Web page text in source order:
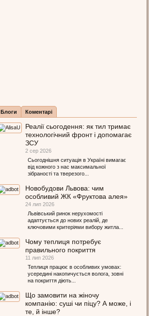
Блоги Коментарі
Реалії сьогодення: як тил тримає
технологічний фронт і допомагає
ЗСУ
2 сер 2026
Сьогоднішня ситуація в Україні вимагає
від кожного з нас максимальної
зібраності та тверезого...
Новобудови Львова: чим
особливий ЖК «Фруктова алея»
24 лип 2026
Львівський ринок нерухомості
адаптується до нових реалій, де
ключовими критеріями вибору житла...
Чому теплиця потребує
правильного покриття
11 лип 2026
Теплиця працює в особливих умовах:
усередині накопичується волога, зовні
на покриття діють...
Що замовити на жіночу
компанію: суші чи піцу? А може, і
те, й інше?